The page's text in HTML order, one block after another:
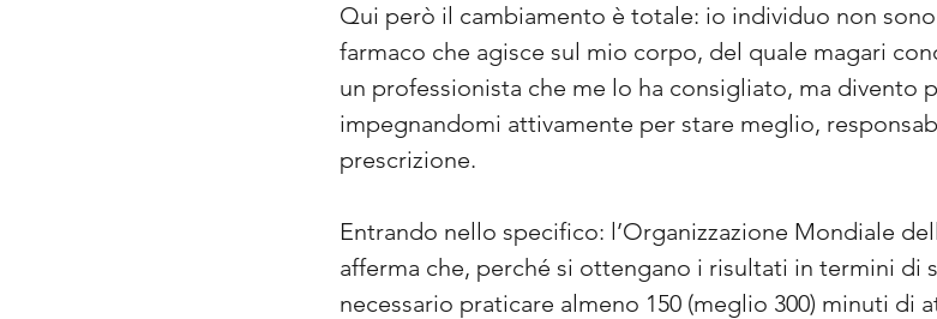
Qui però il cambiamento è totale: io individuo non
farmaco che agisce sul mio corpo, del quale magari
un professionista che me lo ha consigliato, ma divento
impegnandomi attivamente per stare meglio,
prescrizione.
Entrando nello specifico: l’Organizzazione Mondiale
afferma che, perché si ottengano i risultati in termini di
necessario praticare almeno 150 (meglio 300) minuti di